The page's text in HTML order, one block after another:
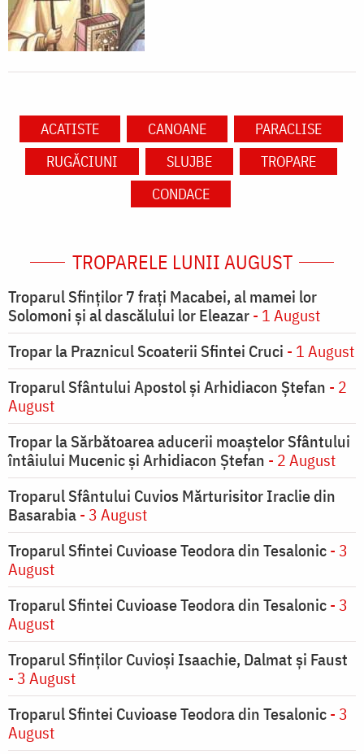
ACATISTE CANOANE
PARACLISE
RUGĂCIUNI
SLUJBE
TROPARE
CONDACE
TROPARELE LUNII AUGUST
Troparul Sfinţilor 7 fraţi Macabei, al mamei lor
Solomoni şi al dascălului lor Eleazar- 1 August
Tropar la Praznicul Scoaterii Sfintei Cruci - 1 August
Troparul Sfântului Apostol și Arhidiacon Ștefan - 2
August
Tropar la Sărbătoarea aducerii moaştelor Sfântului
întâiului Mucenic şi Arhidiacon Ştefan - 2 August
Troparul Sfântului Cuvios Mărturisitor Iraclie din
Basarabia- 3 August
Troparul Sfintei Cuvioase Teodora din Tesalonic- 3
August
Troparul Sfintei Cuvioase Teodora din Tesalonic- 3
August
Troparul Sfinţilor Cuvioşi Isaachie, Dalmat şi Faust
- 3 August
Troparul Sfintei Cuvioase Teodora din Tesalonic- 3
August